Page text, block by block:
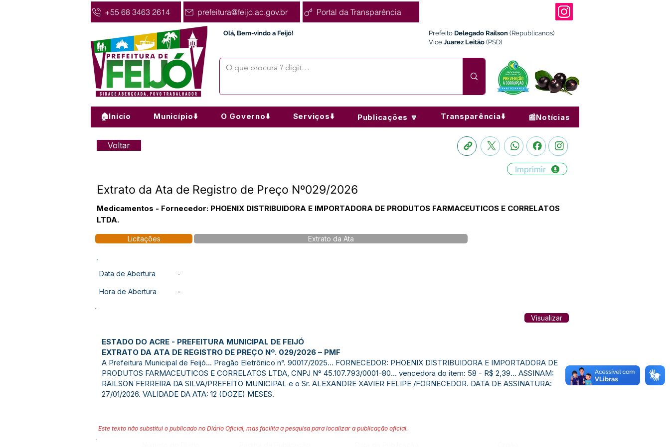
+55 68 3463 2614 prefeitura@feijo.ac.gov.br Portal da Transparência
Olá, Bem-vindo a Feijó! Prefeito Delegado Railson (Republicanos)
Vice Juarez Leitão (PSD)
🏠Início Município⬇️ O Governo⬇️ Serviços⬇️ Publicações 🔽 Transparência⬇️ 📰Notícias
Voltar
Imprimir
Extrato da Ata de Registro de Preço Nº029/2026
Medicamentos - Fornecedor: PHOENIX DISTRIBUIDORA E IMPORTADORA DE PRODUTOS FARMACEUTICOS E CORRELATOS
LTDA.
Licitações Extrato da Ata
Data de Abertura -
Hora de Abertura -
Visualizar
ESTADO DO ACRE - PREFEITURA MUNICIPAL DE FEIJÓ
EXTRATO DA ATA DE REGISTRO DE PREÇO Nº. 029/2026 – PMF
A Prefeitura Municipal de Feijó... Pregão Eletrônico n°. 90017/2025... FORNECEDOR: PHOENIX DISTRIBUIDORA E IMPORTADORA DE
PRODUTOS FARMACEUTICOS E CORRELATOS LTDA, CNPJ N° 45.107.793/0001-80... vencedora do item: 58 - R$ 2,39... ASSINAM:
RAILSON FERREIRA DA SILVA/PREFEITO MUNICIPAL e o Sr. ALEXANDRE XAVIER FELIPE /FORNECEDOR. DATA DE ASSINATURA:
27/01/2026. VALIDADE DA ATA: 12 (DOZE) MESES.
Este texto não substitui o publicado no Diário Oficial, mas facilita a pesquisa para localizar a publicação oficial.